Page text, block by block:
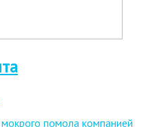
мокрого помола компанией